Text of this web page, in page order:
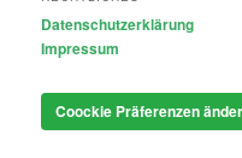
Datenschutzerklärung
Impressum
Coockie Präferenzen